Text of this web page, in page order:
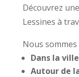
Découvrez
Lessines à
Nous
Dans la
Autour de